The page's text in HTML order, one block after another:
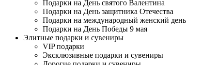
Подарки на День святого Валентина
Подарки на День защитника Отечества
Подарки на международный женский день
Подарки на День Победы 9 мая
Элитные подарки и сувениры
VIP подарки
Эксклюзивные подарки и сувениры